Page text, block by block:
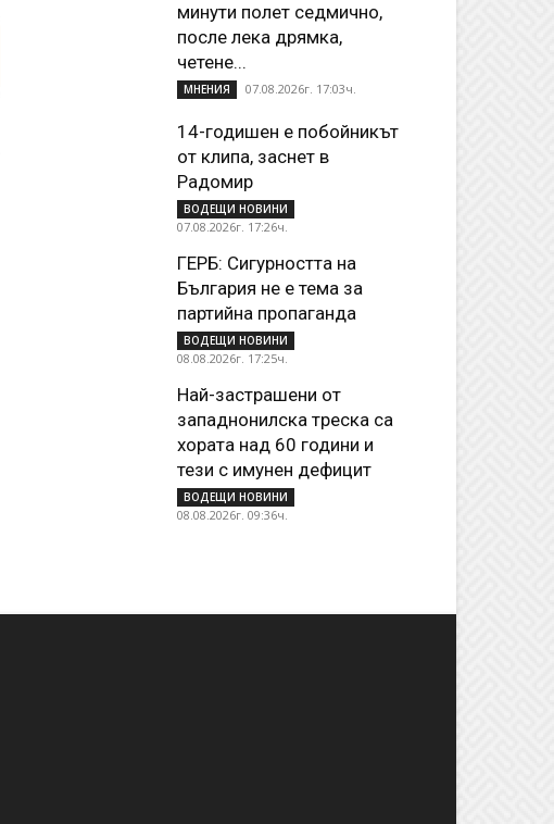
минути полет седмично,
после лека дрямка,
четене...
МНЕНИЯ 07.08.2026г. 17:03ч.
14-годишен е побойникът
от клипа, заснет в
Радомир
ВОДЕЩИ НОВИНИ
07.08.2026г. 17:26ч.
ГЕРБ: Сигурността на
България не е тема за
партийна пропаганда
ВОДЕЩИ НОВИНИ
08.08.2026г. 17:25ч.
Най-застрашени от
западнонилска треска са
хората над 60 години и
тези с имунен дефицит
ВОДЕЩИ НОВИНИ
08.08.2026г. 09:36ч.